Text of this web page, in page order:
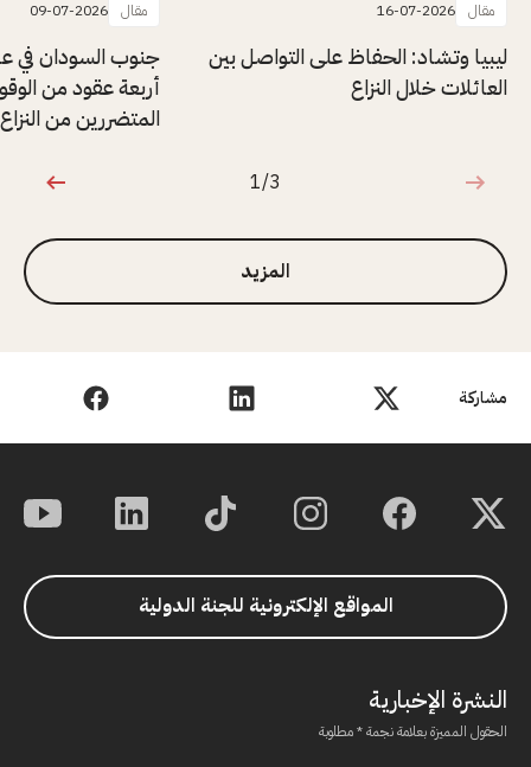
مشاركة
مقال 16-07-2026
ليبيا وتشاد: الحفاظ على التواصل بين
العائلات خلال النزاع
مقال 09-07-2026
جنوب السودان في
أربعة عقود من
المتضررين من النزاع
1 من 3
1/3
المزيد
المواقع الإلكترونية للجنة الدولية
النشرة الإخبارية
الحقول المميزة بعلامة نجمة * مطلوبة